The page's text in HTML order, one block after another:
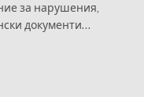
за нарушения,
документи…